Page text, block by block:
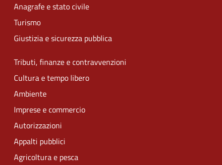
Anagrafe e stato civile
Turismo
Giustizia e sicurezza pubblica
Tributi, finanze e contravvenzioni
Cultura e tempo libero
Ambiente
Imprese e commercio
Autorizzazioni
Appalti pubblici
Agricoltura e pesca